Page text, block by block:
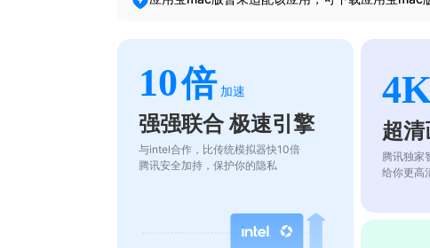
10倍 加速
强强联合 极速引擎
与intel合作，比传统模拟器快10倍
腾讯安全加持，保护你的隐私
超
腾讯独家
给你更高